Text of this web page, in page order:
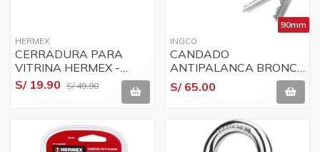
HERMEX
CERRADURA PARA
VITRINA HERMEX -
43535
S/ 19.90 S/ 49.90
90mm
INGCO
CANDADO
ANTIPALANCA BRONCE
90MM INGCO 3 LLAVES
DBBPL0902
S/ 65.00